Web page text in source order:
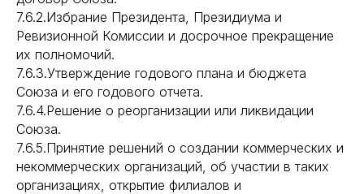
7.6.2.Избрание Президента, Президиума и
Ревизионной Комиссии и досрочное прекращение
их полномочий.
7.6.3.Утверждение годового плана и бюджета
Союза и его годового отчета.
7.6.4.Решение о реорганизации или ликвидации
Союза.
7.6.5.Принятие решений о создании коммерческих и
некоммерческих организаций, об участии в таких
организациях, открытие филиалов и